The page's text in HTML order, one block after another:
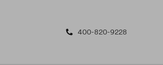
400-820-9228